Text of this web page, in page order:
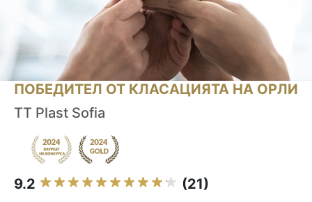
ПОБЕДИТЕЛ ОТ КЛАСАЦИЯТА НА ОРЛИ
TT Plast Sofia
9.2 (21)